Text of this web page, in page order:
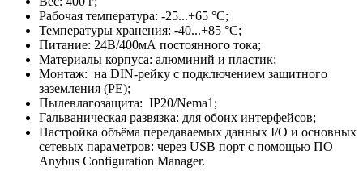
Рабочая температура: -25...+65 °C;
Температуры хранения: -40...+85 °C;
Питание: 24В/400мА постоянного тока;
Материалы корпуса: алюминий и пластик;
Монтаж: на DIN-рейку с подключением защитного
заземления (РЕ);
Пылевлагозащита: IP20/Nema1;
Гальваническая развязка: для обоих интерфейсов;
Настройка объёма передаваемых данных I/O и основных
сетевых параметров: через USB порт с помощью ПО
Anybus Configuration Manager.